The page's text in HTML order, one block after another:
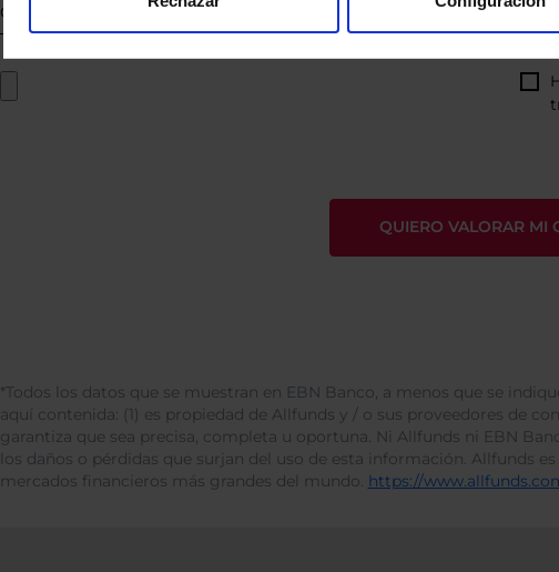
*Todos los datos que se muestran en EBN Banco, a menos que se
aquí contenida: (1) es propiedad de Allfunds y / o sus proveedores de
garantiza que sea precisa, completa u oportuna. Ni Allfunds ni EBN
los daños o pérdidas que surjan del uso de esta información. Allfunds
mercados financieros más grandes del mundo. https://